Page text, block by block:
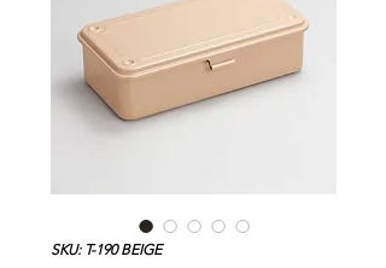
SKU: T-190 BEIGE